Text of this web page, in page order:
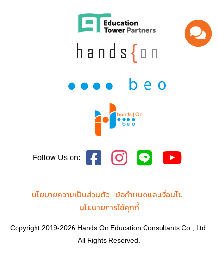
Follow Us on:
นโยบายความเป็นส่วนตัว ข้อกำหนดและเงื่อนไข
นโยบายการใช้คุกกี้
Copyright 2019-2026 Hands On Education Consultants Co., Ltd.
All Rights Reserved.